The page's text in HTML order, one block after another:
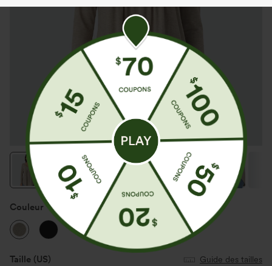
Couleur Khaki Floral Yarn
Taille (US) Guide des tailles